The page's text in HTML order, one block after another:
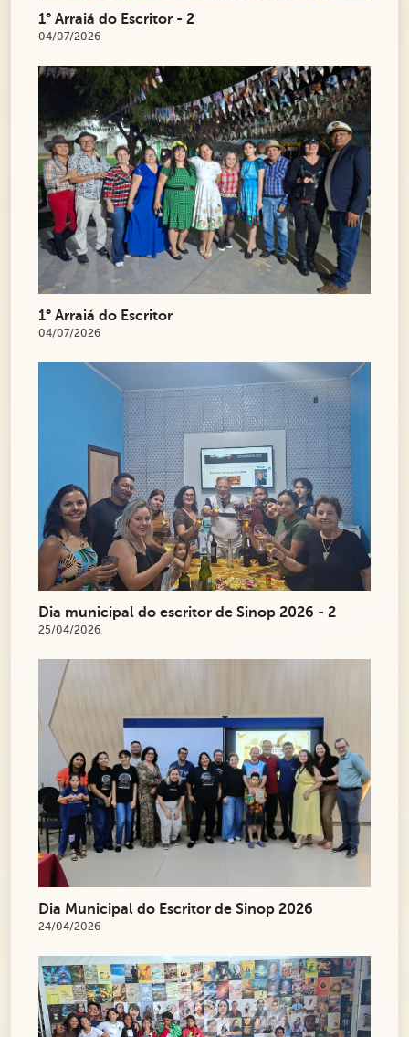
1° Arraiá do Escritor - 2
04/07/2026
1° Arraiá do Escritor
04/07/2026
Dia municipal do escritor de Sinop 2026 - 2
25/04/2026
Dia Municipal do Escritor de Sinop 2026
24/04/2026